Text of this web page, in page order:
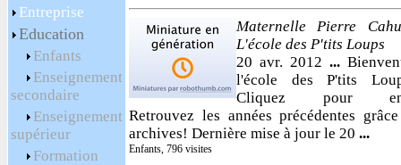
Entreprise
Education
Enfants
Enseignement
secondaire
Enseignement
supérieur
Formation
Maternelle Pierre
L'école des P'tits Loups
20 avr. 2012 ...
l'école des P'tits
Cliquez pour
Retrouvez les années précédentes
archives! Dernière mise à jour le 20 ...
Enfants, 796 visites